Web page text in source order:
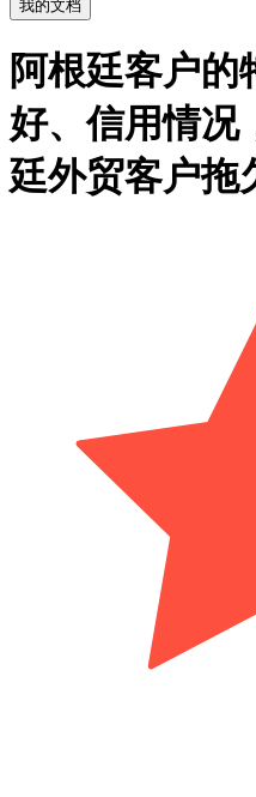
我的文档
阿根廷客户的
好、信用情况
廷外贸客户拖